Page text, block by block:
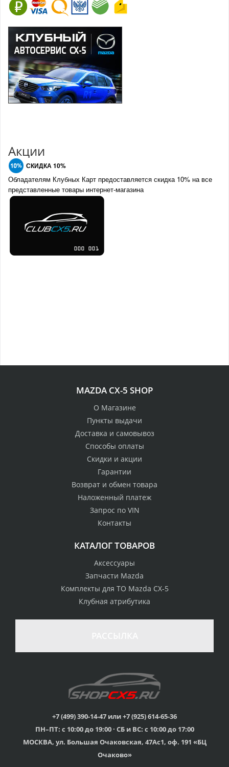
стоимости
товаром
Гарантия качества
Вы можете выбрать
наиболее удобный
для Вас
Профессиональная
консультация
мы знаем о Mazda CX-
Скидки
членам клуба и
обладателям клубных
Оперативная доставка
Акции
СКИДКА 10%
Обладателям Клубных Карт предоставляется скидка 10% на все
представленные товары интернет-магазина
MAZDA CX-5 SHOP
О Магазине
Пункты выдачи
Доставка и самовывоз
Способы оплаты
Скидки и акции
Гарантии
Возврат и обмен товара
Наложенный платеж
Запрос по VIN
Контакты
КАТАЛОГ ТОВАРОВ
Аксессуары
Запчасти Mazda
Комплекты для ТО Mazda CX-5
Клубная атрибутика
+7 (499) 390-14-47 или +7 (925) 614-65-36
ПН–ПТ: с 10:00 до 19:00 · СБ и ВС: с 10:00 до 17:00
МОСКВА, ул. Большая Очаковская, 47Ас1, оф. 191 «БЦ
Очаково»